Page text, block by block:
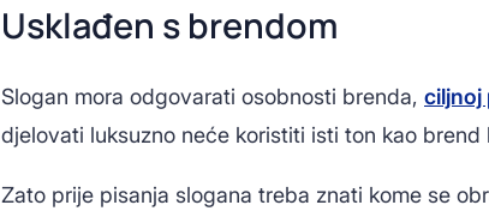
Usklađen s brendom
Slogan mora odgovarati osobnosti brenda, ciljnoj
djelovati luksuzno neće koristiti isti ton kao
Zato prije pisanja slogana treba znati kome se